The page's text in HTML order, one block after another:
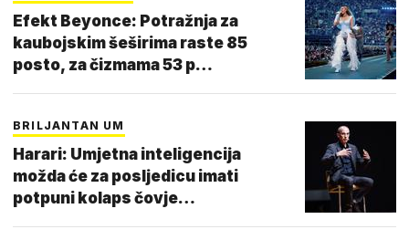
Efekt Beyonce: Potražnja za
kaubojskim šeširima raste 85
posto, za čizmama 53 p…
BRILJANTAN UM
Harari: Umjetna inteligencija
možda će za posljedicu imati
potpuni kolaps čovje…